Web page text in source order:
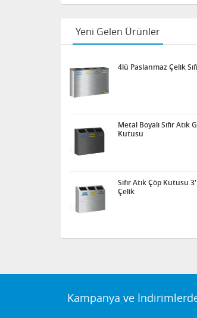
Yeni Gelen Ürünler
4lü Paslanmaz Çelik
Metal Boyalı Sıfır Atık
Kutusu
Sıfır Atık Çöp Kutusu
Çelik
Kampanya ve